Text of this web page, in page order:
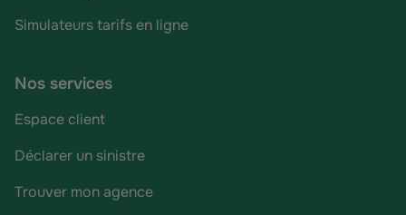
Simulateurs tarifs en ligne
Nos services
Espace client
Déclarer un sinistre
Trouver mon agence